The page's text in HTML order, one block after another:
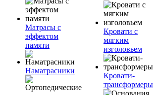
Матрасы с
эффектом
памяти
Наматрасники
Кровати с
мягким
изголовьем
Кровати-
трансформеры